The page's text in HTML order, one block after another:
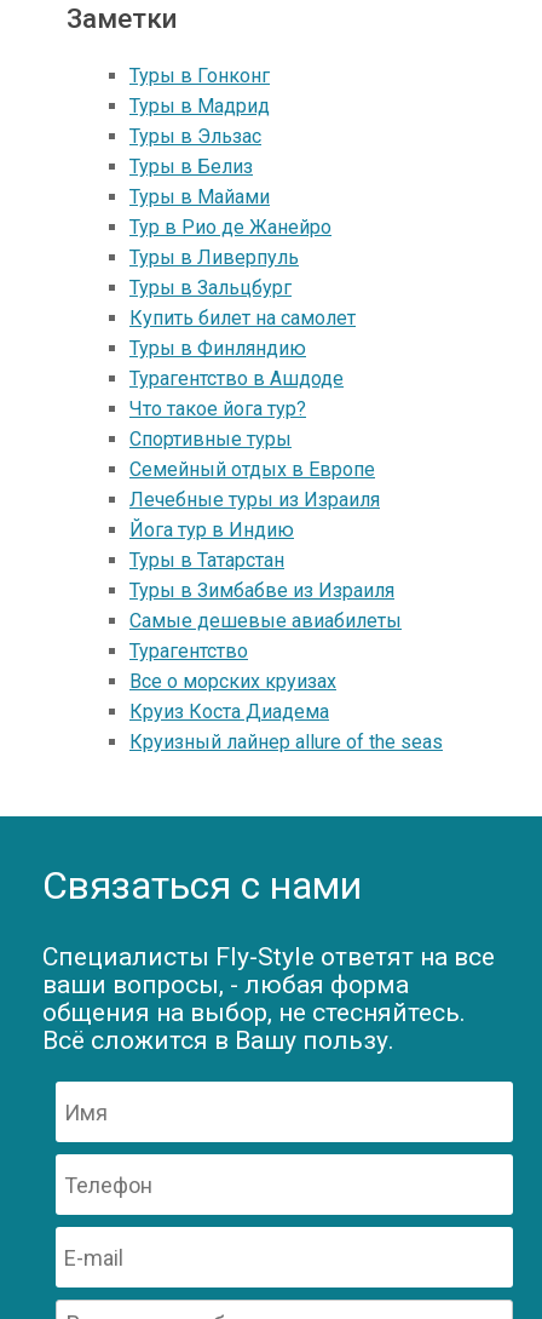
Заметки
Туры в Гонконг
Туры в Mадрид
Туры в Эльзас
Туры в Белиз
Туры в Майами
Тур в Рио де Жанейро
Туры в Ливерпуль
Туры в Зальцбург
Купить билет на самолет
Туры в Финляндию
Турагентство в Ашдоде
Что такое йога тур?
Спортивные туры
Семейный отдых в Европе
Лечебные туры из Израиля
Йога тур в Индию
Туры в Татарстан
Туры в Зимбабве из Израиля
Самые дешевые авиабилеты
Турагентство
Все о морских круизах
Круиз Коста Диадема
Круизный лайнер allure of the seas
Связаться с нами
Специалисты Fly-Style ответят на все
ваши вопросы, - любая форма
общения на выбор, не стесняйтесь.
Всё сложится в Вашу пользу.